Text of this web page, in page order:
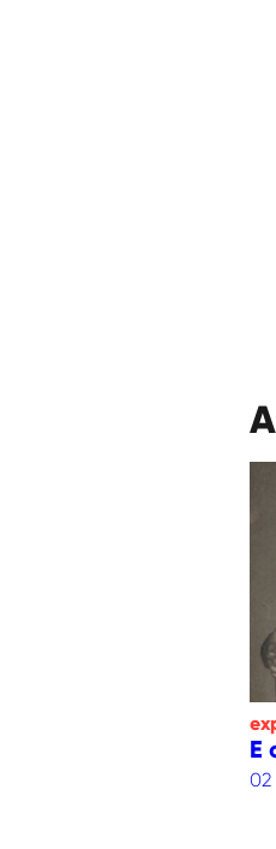
E
02